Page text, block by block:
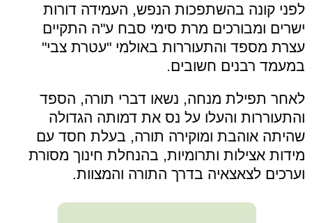
לפני קונה בהשתפכות הנפש, העמידה דורות
ישרים ומבורכים מרת סימי סבח ע"ה התקיים
עצרת מספד והתעוררות באולמי "עטרת צבי"
במעמד רבנים חשובים.
לאחר תפילת מנחה, נשאו דברי תורה, הספד
והתעוררות והעלו על נס את דמותה הגדולה
שהיתה אוהבת ומוקירה תורה, בעלת חסד עם
מידות אצילות ותרומיות, בהנחלת חינוך מסורת
וערכים לצאצאיה בדרך התורה והמצוות.